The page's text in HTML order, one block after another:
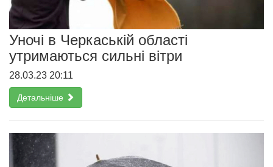
Уночі в Черкаській області
утримаються сильні вітри
28.03.23 20:11
Детальніше